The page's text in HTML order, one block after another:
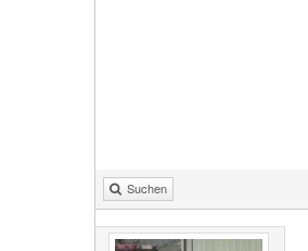
Suchen